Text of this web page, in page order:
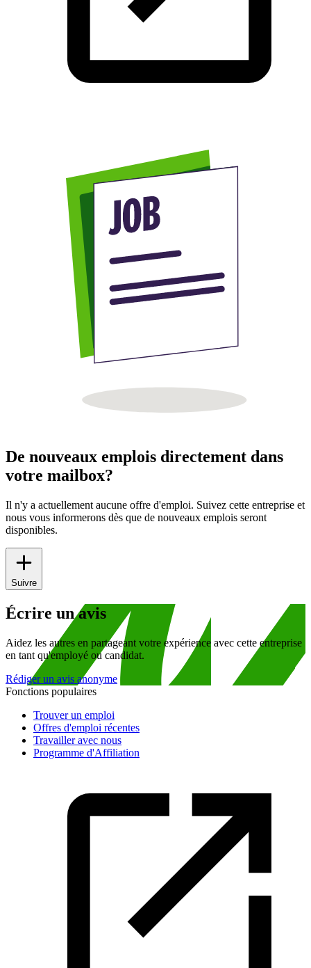
De nouveaux emplois directement dans
votre mailbox?
Il n'y a actuellement aucune offre d'emploi. Suivez cette entreprise et
nous vous informerons dès que de nouveaux emplois seront
disponibles.
Suivre
Écrire un avis
Aidez les autres en partageant votre expérience avec cette entreprise
en tant qu'employé ou candidat.
Rédiger un avis anonyme
Fonctions populaires
Trouver un emploi
Offres d'emploi récentes
Travailler avec nous
Programme d'Affiliation